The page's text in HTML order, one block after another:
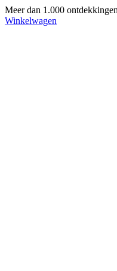
Meer dan 1.000
Winkelwagen